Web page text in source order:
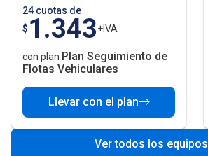
24 cuotas de
$ 1.343+IVA
con plan Plan Seguimiento de
Flotas Vehiculares
Llevar con el plan
Ver todos los equipos